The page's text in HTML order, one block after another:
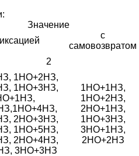
Значение
с
самовозвратом
2
1НО+2НЗ,
1НО+3НЗ,
2НО+3НЗ,
1НО+5НЗ,
2НО+4НЗ,
3НО+3НЗ
1НО+1НЗ,
1НО+2НЗ,
2НО+1НЗ,
1НО+3НЗ,
3НО+1НЗ,
2НО+2НЗ